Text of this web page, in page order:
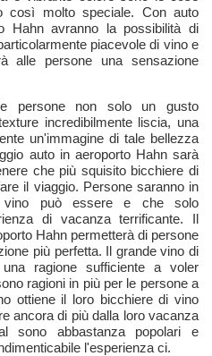
così molto speciale. Con auto
Hahn avranno la possibilità di
piacevole di vino e
alle persone una sensazione
persone non solo un gusto
incredibilmente liscia, una
un'immagine di tale bellezza
auto in aeroporto Hahn sarà
che più squisito bicchiere di
il viaggio. Persone saranno in
vino può essere e che solo
di vacanza terrificante. Il
Hahn permetterà di persone
più perfetta. Il grande vino di
ragione sufficiente a voler
ragioni in più per le persone a
ottiene il loro bicchiere di vino
ancora di più dalla loro vacanza
sono abbastanza popolari e
l'esperienza ci.